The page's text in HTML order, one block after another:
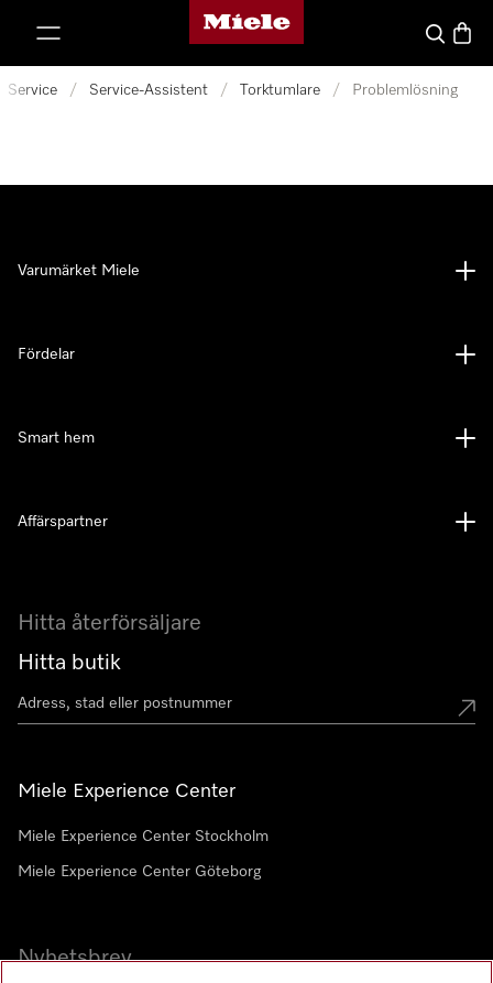
Mieles hemsida
Sök
Service / Service-Assistent / Torktumlare / Problemlösning
Hitta återförsäljare
Hitta butik
Miele Experience Center
Miele Experience Center Stockholm
Miele Experience Center Göteborg
Nyhetsbrev
Varumärket Miele
Fördelar
Smart hem
Affärspartner